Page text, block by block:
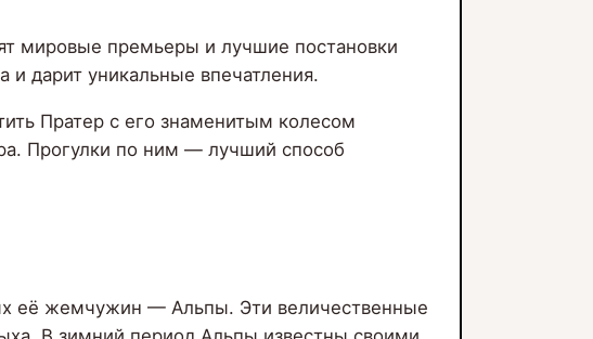
мировые премьеры и лучшие постановки
дарит уникальные впечатления.
Пратер с его знаменитым колесом
Прогулки по ним — лучший способ
её жемчужин — Альпы. Эти величественные